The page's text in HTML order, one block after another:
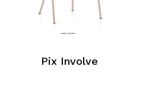
Pix Involve